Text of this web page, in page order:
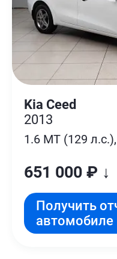
Kia Ceed
2013
1.6 MT (129
651 000 ₽ ↓
Получить
автомобиле